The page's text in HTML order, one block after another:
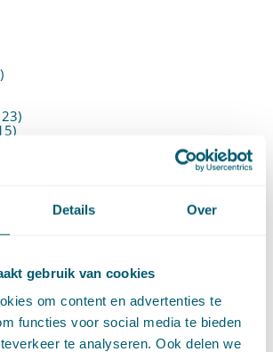
Details Over
gebruik van cookies
om content en advertenties te
functies voor social media te bieden
te analyseren. Ook delen we